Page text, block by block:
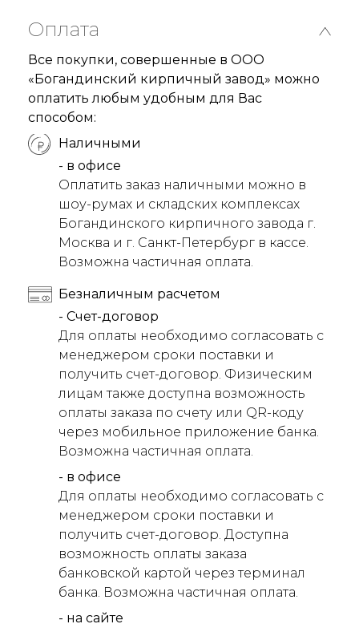
Оплата
Все покупки, совершенные в ООО
«Богандинский кирпичный завод» можно
оплатить любым удобным для Вас
способом:
Наличными
- в офисе
Оплатить заказ наличными можно в
шоу-румах и складских комплексах
Богандинского кирпичного завода г.
Москва и г. Санкт-Петербург в кассе.
Возможна частичная оплата.
Безналичным расчетом
- Счет-договор
Для оплаты необходимо согласовать с
менеджером сроки поставки и
получить счет-договор. Физическим
лицам также доступна возможность
оплаты заказа по счету или QR-коду
через мобильное приложение банка.
Возможна частичная оплата.
- в офисе
Для оплаты необходимо согласовать с
менеджером сроки поставки и
получить счет-договор. Доступна
возможность оплаты заказа
банковской картой через терминал
банка. Возможна частичная оплата.
- на сайте